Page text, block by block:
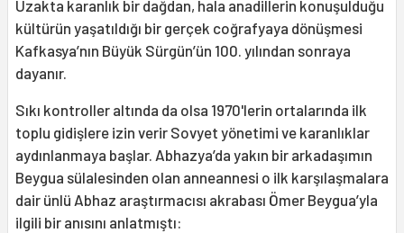
Uzakta karanlık bir dağdan, hala anadillerin konuşulduğu
kültürün yaşatıldığı bir gerçek coğrafyaya dönüşmesi
Kafkasya’nın Büyük Sürgün’ün 100. yılından sonraya
dayanır.
Sıkı kontroller altında da olsa 1970'lerin ortalarında ilk
toplu gidişlere izin verir Sovyet yönetimi ve karanlıklar
aydınlanmaya başlar. Abhazya’da yakın bir arkadaşımın
Beygua sülalesinden olan anneannesi o ilk karşılaşmalara
dair ünlü Abhaz araştırmacısı akrabası Ömer Beygua’yla
ilgili bir anısını anlatmıştı: